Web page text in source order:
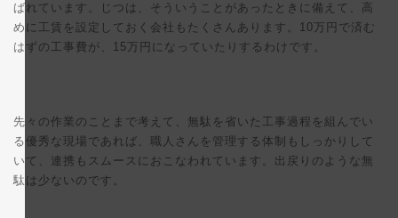
ばれています。じつは、そういうことがあったときに備えて、高
めに工賃を設定しておく会社もたくさんあります。10万円で済む
はずの工事費が、15万円になっていたりするわけです。
先々の作業のことまで考えて、無駄を省いた工事過程を組んでい
る優秀な現場であれば、職人さんを管理する体制もしっかりして
いて、連携もスムースにおこなわれています。出戻りのような無
駄は少ないのです。